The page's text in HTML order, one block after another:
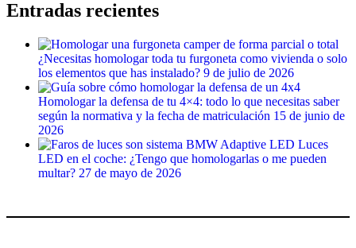
Entradas recientes
¿Necesitas homologar toda tu furgoneta como vivienda o solo
los elementos que has instalado? 9 de julio de 2026
Homologar la defensa de tu 4×4: todo lo que necesitas saber
según la normativa y la fecha de matriculación 15 de junio de
2026
Luces
LED en el coche: ¿Tengo que homologarlas o me pueden
multar? 27 de mayo de 2026